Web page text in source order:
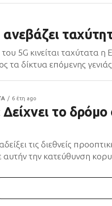
5G κινείται ταχύτατα
τα δίκτυα επόμενης
6 έτη ago
το
τις διεθνείς
την κατεύθυνση